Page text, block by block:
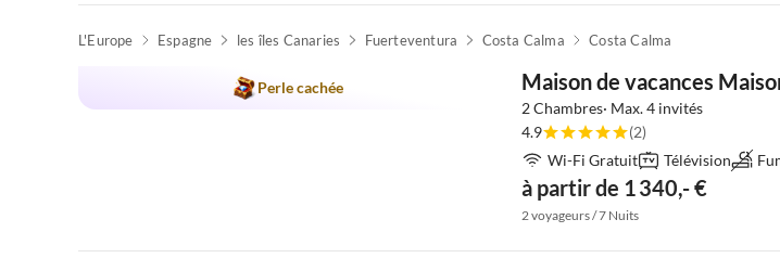
L'Europe Espagne les îles Canaries Fuerteventura Costa Calma Costa Calma
Perle cachée Maison de vacances
2 Chambres· Max. 4 invités
4.9
(2)
Wi-Fi Gratuit
Télévision
à partir de 1 340,- €
2 voyageurs / 7 Nuits